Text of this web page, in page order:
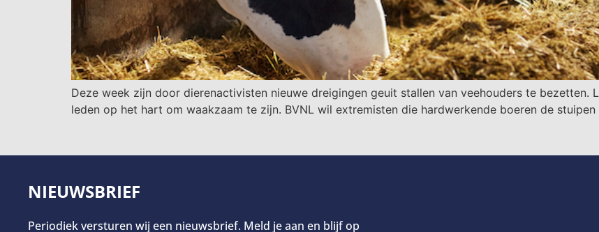
Deze week zijn door dierenactivisten nieuwe dreigingen geuit stallen van veehouders te bezetten.
leden op het hart om waakzaam te zijn. BVNL wil extremisten die hardwerkende boeren de
NIEUWSBRIEF
Periodiek versturen wij een nieuwsbrief. Meld je aan en blijf op